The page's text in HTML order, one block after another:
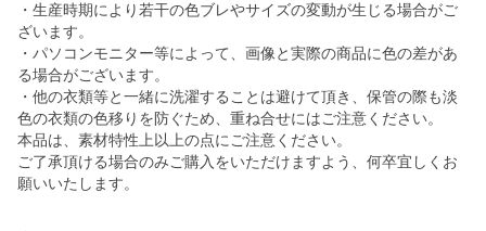
・生産時期により若干の色ブレやサイズの変動が生じる場合がご
ざいます。
・パソコンモニター等によって、画像と実際の商品に色の差があ
る場合がございます。
・他の衣類等と一緒に洗濯することは避けて頂き、保管の際も淡
色の衣類の色移りを防ぐため、重ね合せにはご注意ください。
本品は、素材特性上以上の点にご注意ください。
ご了承頂ける場合のみご購入をいただけますよう、何卒宜しくお
願いいたします。